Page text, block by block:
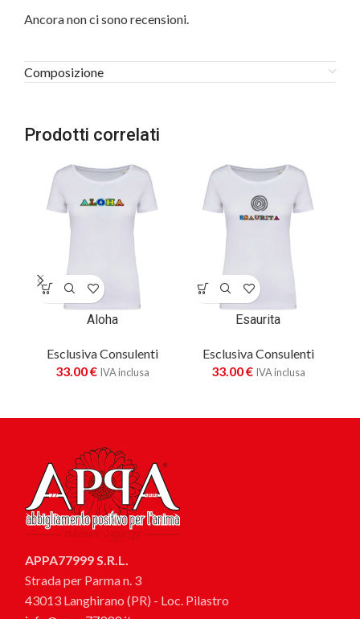
Ancora non ci sono recensioni.
Composizione
Prodotti correlati
Aloha
Esclusiva Consulenti
33.00€ IVA inclusa
Esaurita
Esclusiva Consulenti
33.00€ IVA inclusa
APPA77999 S.R.L.
Strada per Parma n. 3
43013 Langhirano (PR) - Loc. Pilastro